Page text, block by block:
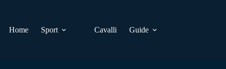
Home
Sport Cavalli Guide